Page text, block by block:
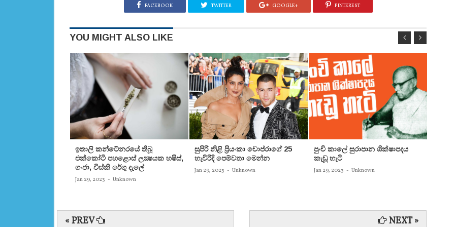
FACEBOOK TWITTER GOOGLE+ PINTEREST
YOU MIGHT ALSO LIKE
ඉතාලි කන්ටේනරයේ තිබූ
එක්‌කෝටි පහළොස්‌ ලක්‍ෂයක හෂීස්‌,
ගංජා, විස්‌කි රේගු දැලේ
Jan 29, 2023 - Unknown
සුපිරි නිළි ප්‍රියංකා චොප්රාගේ 25
හැවිරිදි පෙම්වතා මෙන්න
Jan 29, 2023 - Unknown
පුංචි කාලේ සුරාපාන ශික්ෂාපදය
කැඩූ හැටි
Jan 29, 2023 - Unknown
« PREV NEXT »